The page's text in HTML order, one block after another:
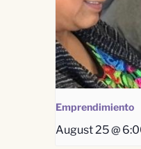
Emprendimiento
August 25 @